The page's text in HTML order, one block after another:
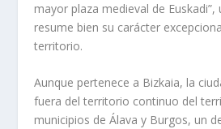
mayor plaza medieval de
resume bien su carácter
territorio.
Aunque pertenece a Bizkaia, la
fuera del territorio continuo del
municipios de Álava y Burgos, un